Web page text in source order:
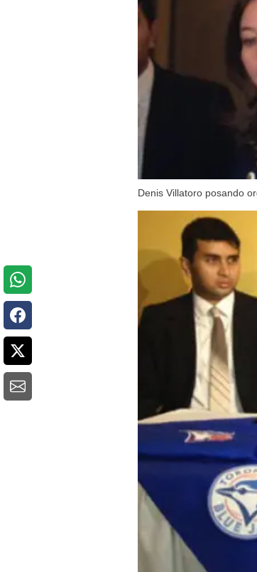
Denis Villatoro posando